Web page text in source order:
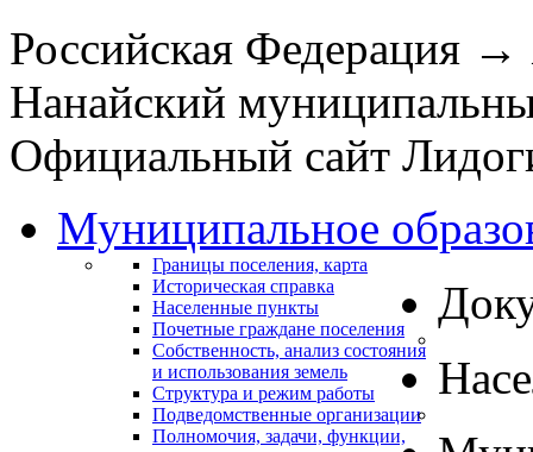
Российская Федерация
Нанайский
Официальный сайт
Муниципальное
Границы поселения, карта
Историческая справка
Населенные пункты
Почетные граждане поселения
Собственность, анализ состояния
и использования земель
Структура и режим работы
Подведомственные организации
Полномочия, задачи, функции,